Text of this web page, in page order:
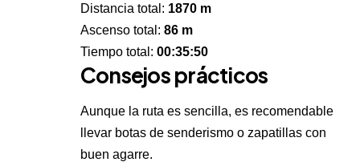
Distancia total: 1870 m
Ascenso total: 86 m
Tiempo total: 00:35:50
Consejos prácticos
Aunque la ruta es sencilla, es recomendable
llevar botas de senderismo o zapatillas con
buen agarre.